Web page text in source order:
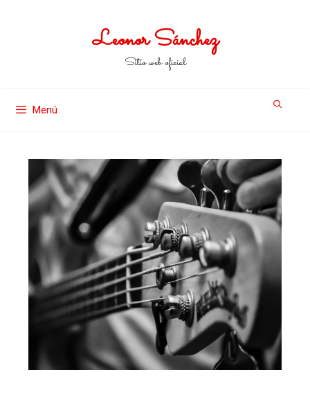
Leonor Sánchez
Sitio web oficial
Menú